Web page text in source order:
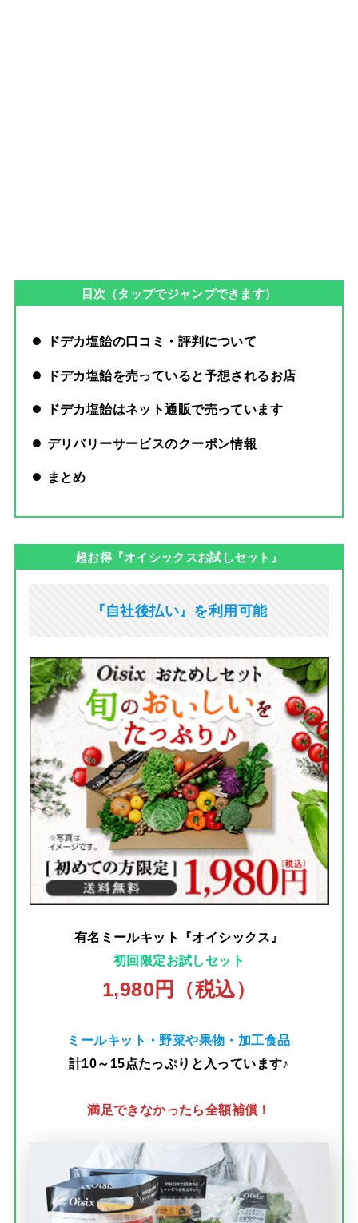
目次（タップでジャンプできます）
ドデカ塩飴の口コミ・評判について
ドデカ塩飴を売っていると予想されるお店
ドデカ塩飴はネット通販で売っています
デリバリーサービスのクーポン情報
まとめ
超お得『オイシックスお試しセット』
『自社後払い』を利用可能
有名ミールキット『オイシックス』
初回限定お試しセット
1,980円（税込）
ミールキット・野菜や果物・加工食品
計10～15点たっぷりと入っています♪
満足できなかったら全額補償！